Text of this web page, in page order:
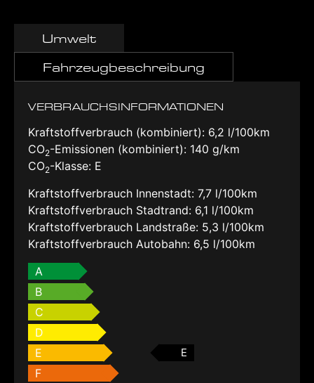
Umwelt
Fahrzeugbeschreibung
VERBRAUCHSINFORMATIONEN
Kraftstoffverbrauch (kombiniert): 6,2 l/100km
CO2-Emissionen (kombiniert): 140 g/km
CO2-Klasse: E
Kraftstoffverbrauch Innenstadt: 7,7 l/100km
Kraftstoffverbrauch Stadtrand: 6,1 l/100km
Kraftstoffverbrauch Landstraße: 5,3 l/100km
Kraftstoffverbrauch Autobahn: 6,5 l/100km
A
B
C
D
E
E
F